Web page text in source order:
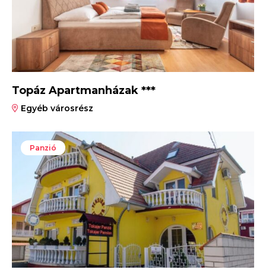
Topáz Apartmanházak ***
Egyéb városrész
Panzió